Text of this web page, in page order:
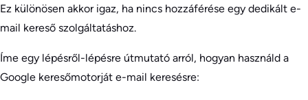
Ez különösen akkor igaz, ha nincs hozzáférése egy dedikált e-
mail kereső szolgáltatáshoz.
Íme egy lépésről-lépésre útmutató arról, hogyan használd a
Google keresőmotorját e-mail keresésre: